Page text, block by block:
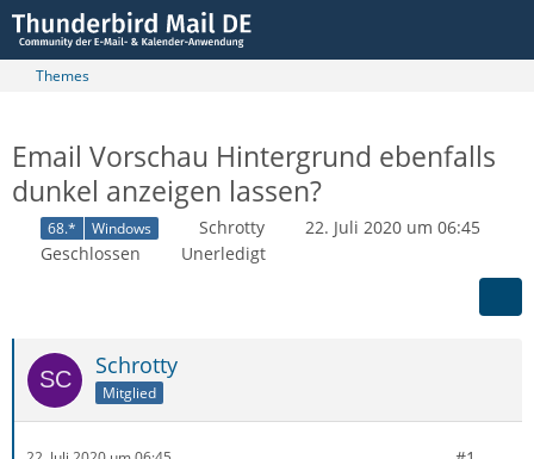
Themes
Email Vorschau Hintergrund ebenfalls
dunkel anzeigen lassen?
68.* Windows Schrotty
22. Juli 2020 um 06:45
Geschlossen
Unerledigt
Schrotty
Mitglied